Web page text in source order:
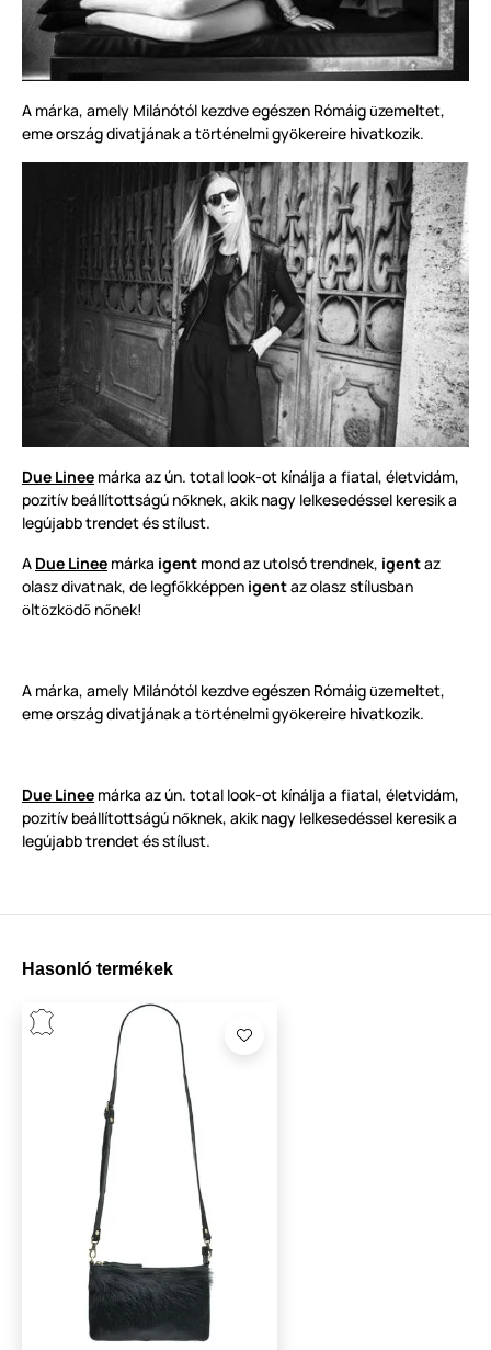
A márka, amely Milánótól kezdve egészen Rómáig üzemeltet,
eme ország divatjának a történelmi gyökereire hivatkozik.
Due Linee márka az ún. total look-ot kínálja a fiatal, életvidám,
pozitív beállítottságú nőknek, akik nagy lelkesedéssel keresik a
legújabb trendet és stílust.
A Due Linee márka igent mond az utolsó trendnek, igentaz
olasz divatnak, de legfőkképpen igentaz olasz stílusban
öltözködő nőnek!
A márka, amely Milánótól kezdve egészen Rómáig üzemeltet,
eme ország divatjának a történelmi gyökereire hivatkozik.
Due Linee márka az ún. total look-ot kínálja a fiatal, életvidám,
pozitív beállítottságú nőknek, akik nagy lelkesedéssel keresik a
legújabb trendet és stílust.
Hasonló termékek